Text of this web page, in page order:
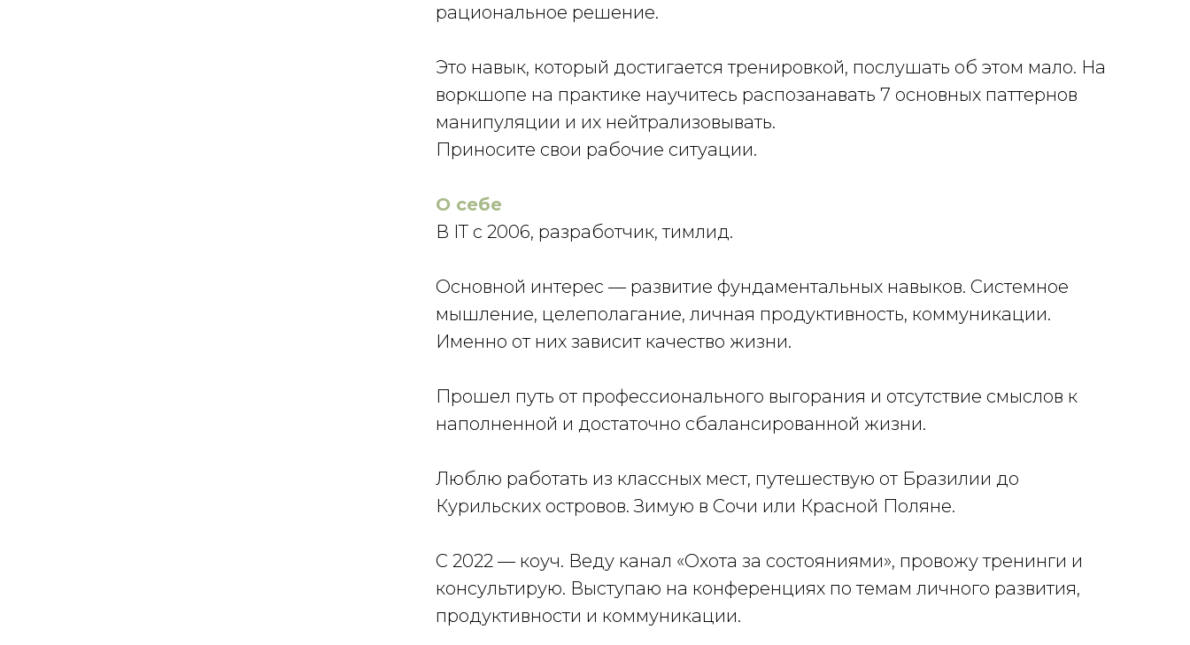
рациональное решение.
Это навык, который достигается тренировкой, послушать об этом мало. На
воркшопе на практике научитесь распозанавать 7 основных паттернов
манипуляции и их нейтрализовывать.
Приносите свои рабочие ситуации.
О себе
В IT с 2006, разработчик, тимлид.
Основной интерес — развитие фундаментальных навыков. Системное
мышление, целеполагание, личная продуктивность, коммуникации.
Именно от них зависит качество жизни.
Прошел путь от профессионального выгорания и отсутствие смыслов к
наполненной и достаточно сбалансированной жизни.
Люблю работать из классных мест, путешествую от Бразилии до
Курильских островов. Зимую в Сочи или Красной Поляне.
С 2022 — коуч. Веду канал «Охота за состояниями», провожу тренинги и
консультирую. Выступаю на конференциях по темам личного развития,
продуктивности и коммуникации.